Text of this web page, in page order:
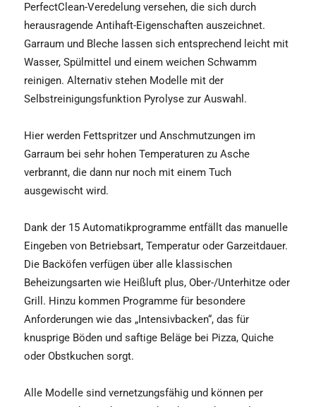
PerfectClean-Veredelung versehen, die sich durch
herausragende Antihaft-Eigenschaften auszeichnet.
Garraum und Bleche lassen sich entsprechend leicht mit
Wasser, Spülmittel und einem weichen Schwamm
reinigen. Alternativ stehen Modelle mit der
Selbstreinigungsfunktion Pyrolyse zur Auswahl.
Hier werden Fettspritzer und Anschmutzungen im
Garraum bei sehr hohen Temperaturen zu Asche
verbrannt, die dann nur noch mit einem Tuch
ausgewischt wird.
Dank der 15 Automatikprogramme entfällt das manuelle
Eingeben von Betriebsart, Temperatur oder Garzeitdauer.
Die Backöfen verfügen über alle klassischen
Beheizungsarten wie Heißluft plus, Ober-/Unterhitze oder
Grill. Hinzu kommen Programme für besondere
Anforderungen wie das „Intensivbacken“, das für
knusprige Böden und saftige Beläge bei Pizza, Quiche
oder Obstkuchen sorgt.
Alle Modelle sind vernetzungsfähig und können per